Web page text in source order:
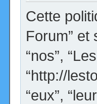
Cette
Forum” et
“nos”,
“http://
“eux”,